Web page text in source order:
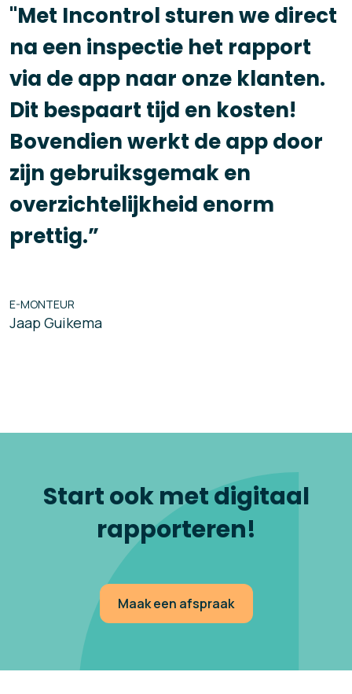
"Met Incontrol sturen we direct
na een inspectie het rapport
via de app naar onze klanten.
Dit bespaart tijd en kosten!
Bovendien werkt de app door
zijn gebruiksgemak en
overzichtelijkheid enorm
prettig.”
E-MONTEUR
Jaap Guikema
Start ook met digitaal
rapporteren!
Maak een afspraak